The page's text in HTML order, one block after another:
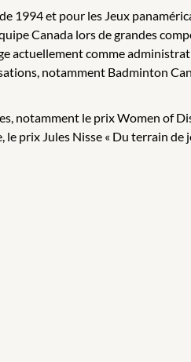
et pour les Jeux
Canada lors de grandes
actuellement comme
notamment Badminton
notamment le prix Women
prix Jules Nisse « Du terrain